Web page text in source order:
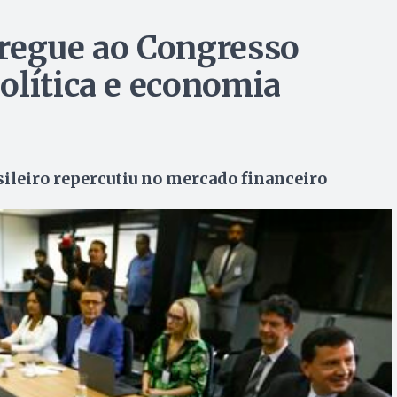
ao Congresso
e economia
repercutiu no mercado financeiro